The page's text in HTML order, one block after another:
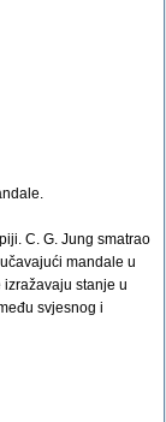
C. G. Jung smatrao
mandale u
stanje u
svjesnog i